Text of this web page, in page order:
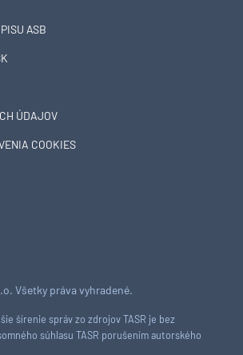
Všetky práva vyhradené.
šírenie správ zo zdrojov TASR je bez
súhlasu TASR porušením autorského
ASB
ÚDAJOV
COOKIES